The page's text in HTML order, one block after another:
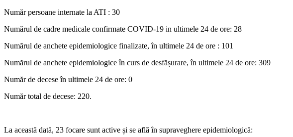
Număr persoane internate la ATI : 30
Numărul de cadre medicale confirmate COVID-19 in ultimele 24 de ore: 28
Numărul de anchete epidemiologice finalizate, în ultimele 24 de ore : 101
Numărul de anchete epidemiologice în curs de desfășurare, în ultimele 24 de ore: 309
Număr de decese în ultimele 24 de ore: 0
Număr total de decese: 220.
La această dată, 23 focare sunt active și se află în supraveghere epidemiologică: